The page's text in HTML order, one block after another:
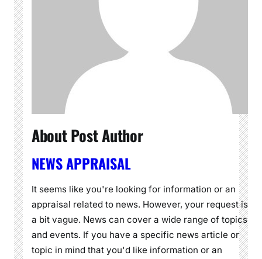
About Post Author
NEWS APPRAISAL
It seems like you're looking for information or an
appraisal related to news. However, your request is
a bit vague. News can cover a wide range of topics
and events. If you have a specific news article or
topic in mind that you'd like information or an